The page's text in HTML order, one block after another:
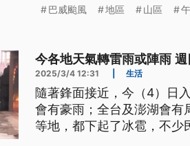
巴威颱風 地區 山區
今各地天氣轉雷雨或陣雨
2025/3/4 12:31 生活
隨著鋒面接近，今（4）日
會有豪雨；全台及澎湖會有
等地，都下起了冰雹，不少